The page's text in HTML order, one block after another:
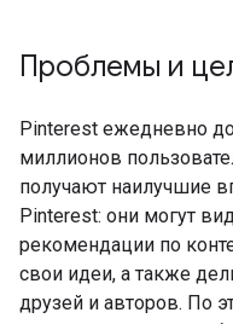
Проблемы и
Pinterest ежедневно
миллионов
получают наилучшие
Pinterest: они могут
рекомендации по
свои идеи, а также
друзей и авторов. По